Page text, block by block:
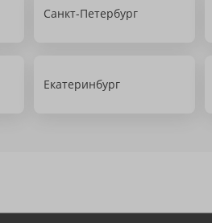
Санкт-Петербург
Екатеринбург